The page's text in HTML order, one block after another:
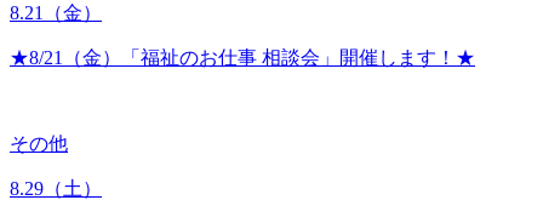
8.21 （金）
★8/21（金）「福祉のお仕事 相談会」開催します！★
その他
8.29 （土）